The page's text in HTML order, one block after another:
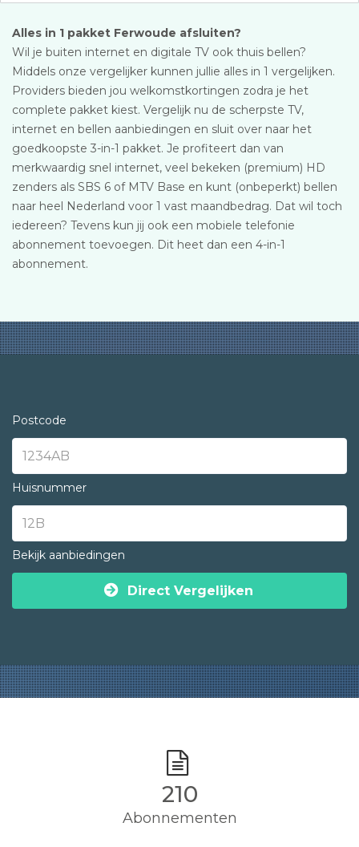
Alles in 1 pakket Ferwoude afsluiten?
Wil je buiten internet en digitale TV ook thuis bellen?
Middels onze vergelijker kunnen jullie alles in 1 vergelijken.
Providers bieden jou welkomstkortingen zodra je het
complete pakket kiest. Vergelijk nu de scherpste TV,
internet en bellen aanbiedingen en sluit over naar het
goedkoopste 3-in-1 pakket. Je profiteert dan van
merkwaardig snel internet, veel bekeken (premium) HD
zenders als SBS 6 of MTV Base en kunt (onbeperkt) bellen
naar heel Nederland voor 1 vast maandbedrag. Dat wil toch
iedereen? Tevens kun jij ook een mobiele telefonie
abonnement toevoegen. Dit heet dan een 4-in-1
abonnement.
Postcode
Huisnummer
Bekijk aanbiedingen
Direct Vergelijken
210
Abonnementen